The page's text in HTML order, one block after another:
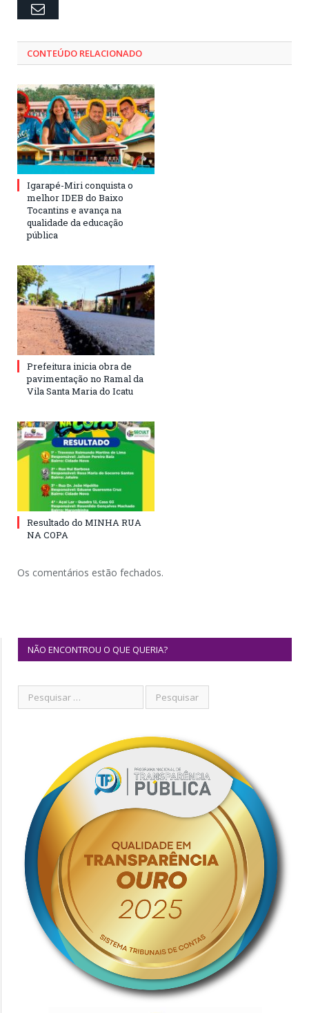
Email
CONTEÚDO RELACIONADO
Igarapé-Miri conquista o
melhor IDEB do Baixo
Tocantins e avança na
qualidade da educação
pública
Prefeitura inicia obra de
pavimentação no Ramal da
Vila Santa Maria do Icatu
Resultado do MINHA RUA
NA COPA
Os comentários estão fechados.
NÃO ENCONTROU O QUE QUERIA?